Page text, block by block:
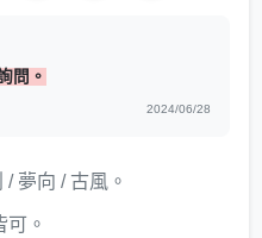
問。
2024/06/28
夢向 / 古風。
。